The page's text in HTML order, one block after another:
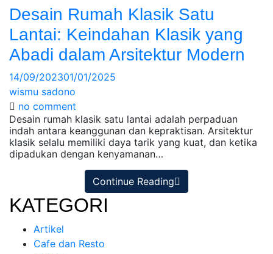
Desain Rumah Klasik Satu
Lantai: Keindahan Klasik yang
Abadi dalam Arsitektur Modern
14/09/202301/01/2025
wismu sadono
no comment
Desain rumah klasik satu lantai adalah perpaduan
indah antara keanggunan dan kepraktisan. Arsitektur
klasik selalu memiliki daya tarik yang kuat, dan ketika
dipadukan dengan kenyamanan…
Continue Reading
KATEGORI
Artikel
Cafe dan Resto